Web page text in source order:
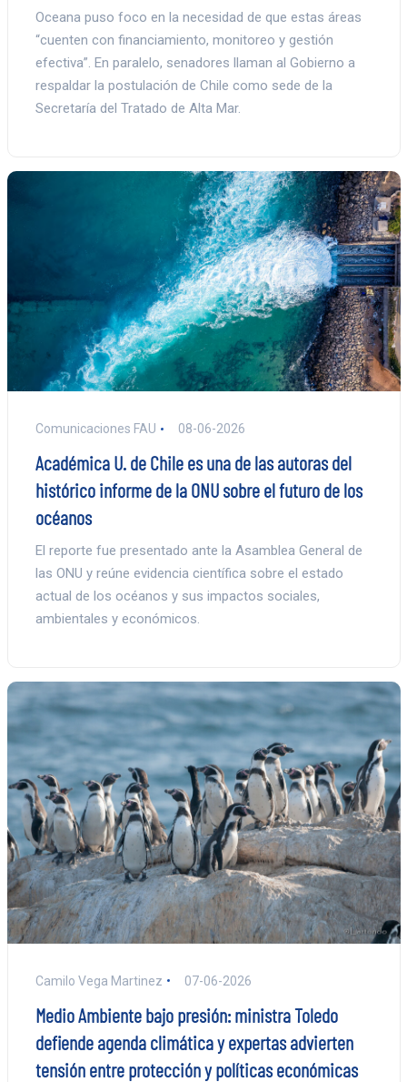
Oceana puso foco en la necesidad de que estas áreas
“cuenten con financiamiento, monitoreo y gestión
efectiva”. En paralelo, senadores llaman al Gobierno a
respaldar la postulación de Chile como sede de la
Secretaría del Tratado de Alta Mar.
Comunicaciones FAU 08-06-2026
Académica U. de Chile es una de las autoras del
histórico informe de la ONU sobre el futuro de los
océanos
El reporte fue presentado ante la Asamblea General de
las ONU y reúne evidencia científica sobre el estado
actual de los océanos y sus impactos sociales,
ambientales y económicos.
Camilo Vega Martinez 07-06-2026
Medio Ambiente bajo presión: ministra Toledo
defiende agenda climática y expertas advierten
tensión entre protección y políticas económicas